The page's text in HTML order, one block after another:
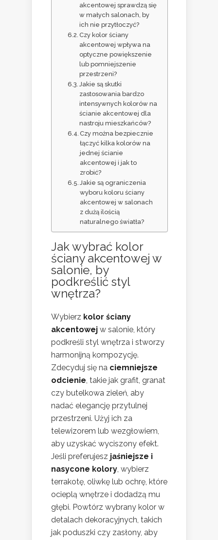
akcentowej sprawdzą się
w małych salonach, by
ich nie przytłoczyć?
Czy kolor ściany
akcentowej wpływa na
optyczne powiększenie
lub pomniejszenie
przestrzeni?
Jakie są skutki
zastosowania bardzo
intensywnych kolorów na
ścianie akcentowej dla
nastroju mieszkańców?
Czy można bezpiecznie
łączyć kilka kolorów na
jednej ścianie
akcentowej i jak to
zrobić?
Jakie są ograniczenia
wyboru koloru ściany
akcentowej w salonach
z dużą ilością
naturalnego światła?
Jak wybrać kolor
ściany akcentowej w
salonie, by
podkreślić styl
wnętrza?
Wybierz kolor ściany
akcentowej w salonie, który
podkreśli styl wnętrza i stworzy
harmonijną kompozycję.
Zdecyduj się na ciemniejsze
odcienie, takie jak grafit, granat
czy butelkowa zieleń, aby
nadać elegancję przytulnej
przestrzeni. Użyj ich za
telewizorem lub wezgłowiem,
aby uzyskać wyciszony efekt.
Jeśli preferujesz jaśniejsze i
nasycone kolory, wybierz
terrakotę, oliwkę lub ochrę, które
ocieplą wnętrze i dodadzą mu
głębi. Powtórz wybrany kolor w
detalach dekoracyjnych, takich
jak poduszki czy zasłony, aby